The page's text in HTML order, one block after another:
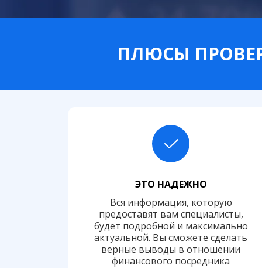
ПЛЮСЫ
ЭТО НАДЕЖНО
Вся информация, которую
предоставят вам специалисты,
будет подробной и максимально
актуальной. Вы сможете сделать
верные выводы в отношении
финансового посредника